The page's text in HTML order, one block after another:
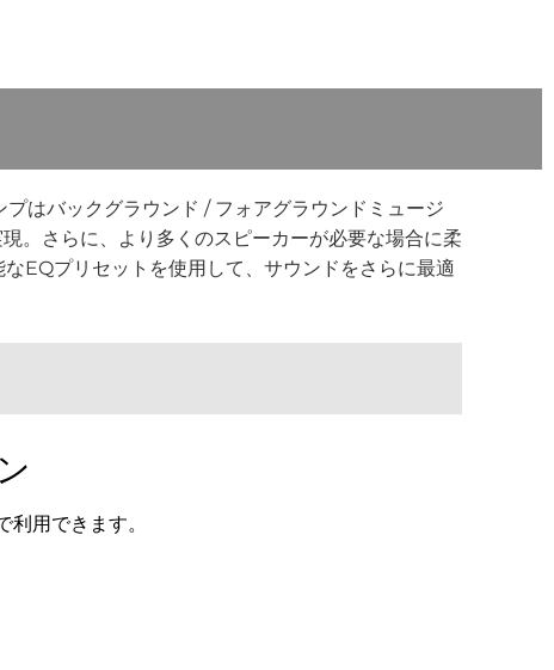
はバックグラウンド / フォアグラウンドミュージ
。さらに、より多くのスピーカーが必要な場合に柔
EQプリセットを使用して、サウンドをさらに最適
用できます。